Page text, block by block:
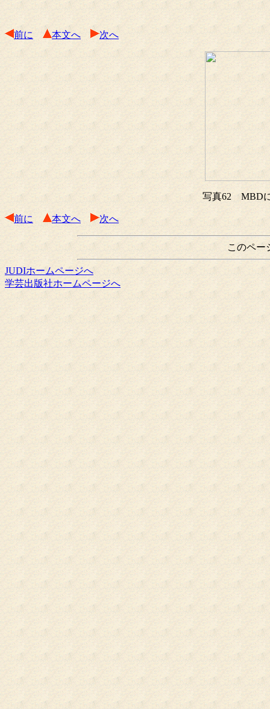
前に 本文へ 次へ
写真62 MBD
前に 本文へ 次へ
このペー
JUDIホームページへ
学芸出版社ホームページへ